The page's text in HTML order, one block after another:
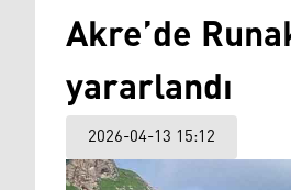
Akre’de
yararlandı
2026-04-13 15:12